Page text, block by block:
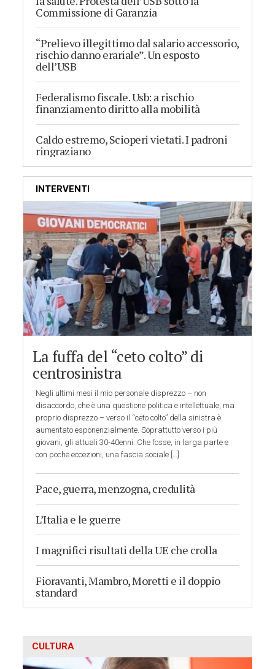
Commissione di Garanzia
“Prelievo illegittimo dal salario accessorio,
rischio danno erariale”. Un esposto
dell’USB
Federalismo fiscale. Usb: a rischio
finanziamento diritto alla mobilità
Caldo estremo, Scioperi vietati. I padroni
ringraziano
INTERVENTI
La fuffa del “ceto colto” di
centrosinistra
Negli ultimi mesi il mio personale disprezzo – non
disaccordo, che è una questione politica e intellettuale, ma
proprio disprezzo – verso il “ceto colto” della sinistra è
aumentato esponenzialmente. Soprattutto verso i più
giovani, gli attuali 30-40enni. Che fosse, in larga parte e
con poche eccezioni, una fascia sociale […]
Pace, guerra, menzogna, credulità
L’Italia e le guerre
I magnifici risultati della UE che crolla
Fioravanti, Mambro, Moretti e il doppio
standard
CULTURA